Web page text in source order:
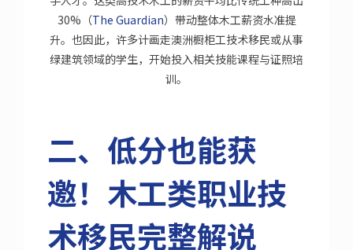
30%（The Guardian）带动整体木工薪资水准提
升。也因此，许多计画走澳洲橱柜工技术移民或从事
绿建筑领域的学生，开始投入相关技能课程与证照培
训。
二、低分也能获
邀！木工类职业技
术移民完整解说